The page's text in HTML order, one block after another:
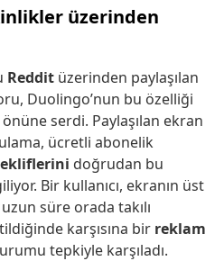
üzerinden
Reddit üzerinden paylaşılan
Duolingo’nun bu özelliği
önüne serdi. Paylaşılan ekran
ücretli abonelik
doğrudan bu
Bir kullanıcı, ekranın üst
süre orada takılı
karşısına bir reklam
tepkiyle karşıladı.